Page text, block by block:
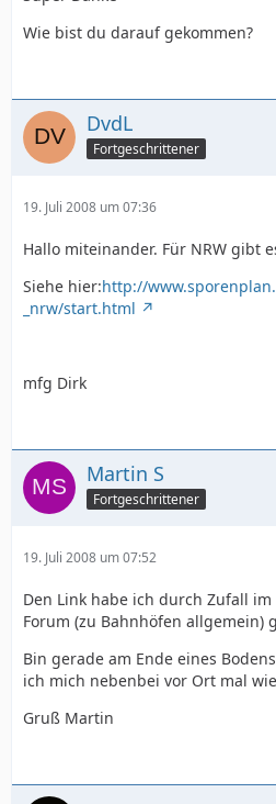
Wie bist du darauf gekommen?
DvdL
Fortgeschrittener
19. Juli 2008 um 07:36
Hallo miteinander. Für NRW gibt
Siehe hier:http://
_nrw/start.html
mfg Dirk
Martin S
Fortgeschrittener
19. Juli 2008 um 07:52
Den Link habe ich durch Zufall
Forum (zu Bahnhöfen allgemein)
Bin gerade am Ende eines
ich mich nebenbei vor Ort mal
Gruß Martin